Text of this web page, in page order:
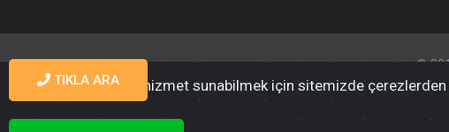
©
TIKLA ARA
Sizlere daha iyi bir hizmet sunabilmek için sitemizde